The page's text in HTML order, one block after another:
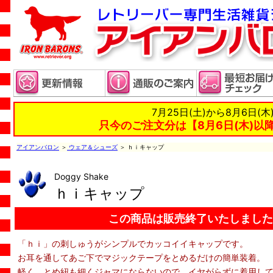
7月25日(土)から8月6日(木
只今のご注文分は【8月6日(木)以
アイアンバロン ＞ ウェア＆シューズ ＞ ｈｉキャップ
Doggy Shake
ｈｉキャップ
この商品は販売終了いたしまし
「ｈｉ」の刺しゅうがシンプルでカッコイイキャップです。
お耳を通してあご下でマジックテープをとめるだけの簡単装着。